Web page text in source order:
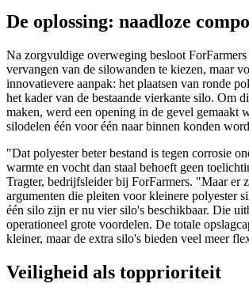
De oplossing: naadloze
Na zorgvuldige overweging besloot
vervangen van de silowanden te kiezen, maar
innovatievere aanpak: het plaatsen van ronde
het kader van de bestaande vierkante silo. Om
maken, werd een opening in de gevel gemaakt
silodelen één voor één naar binnen konden
"Dat polyester beter bestand is tegen corrosie
warmte en vocht dan staal behoeft geen
Tragter, bedrijfsleider bij ForFarmers. "Maar er
argumenten die pleiten voor kleinere polyester
één silo zijn er nu vier silo's beschikbaar. Die
operationeel grote voordelen. De totale
kleiner, maar de extra silo's bieden veel meer
Veiligheid als topprioriteit